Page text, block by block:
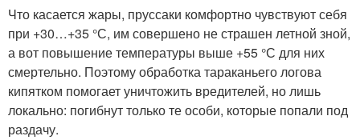
Что касается жары, пруссаки комфортно чувствуют себя
при +30…+35 °С, им совершено не страшен летной зной,
а вот повышение температуры выше +55 °С для них
смертельно. Поэтому обработка тараканьего логова
кипятком помогает уничтожить вредителей, но лишь
локально: погибнут только те особи, которые попали под
раздачу.